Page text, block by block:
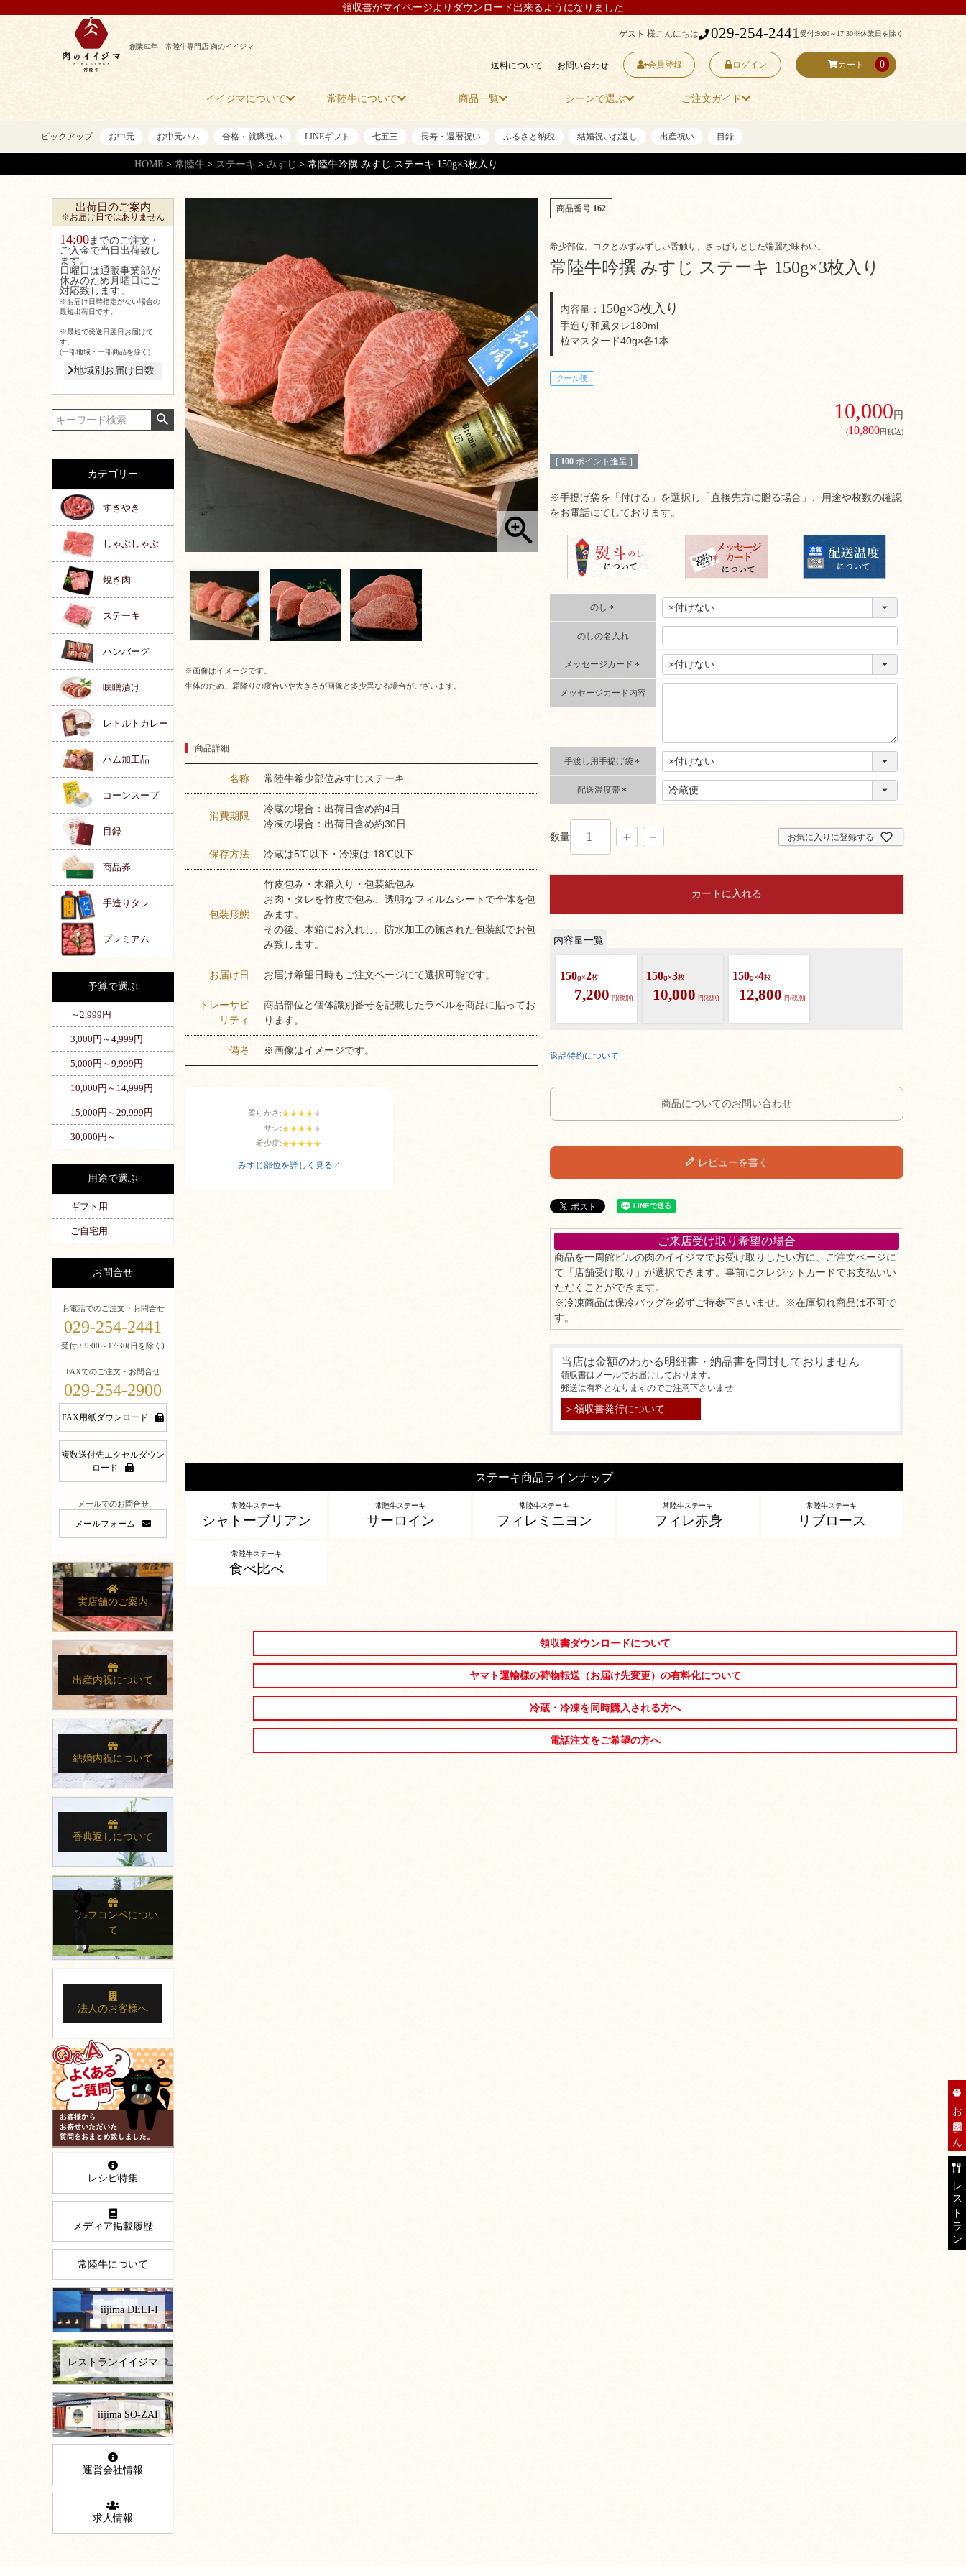
領収書がマイページよりダウンロード出来るようになりました
創業62年 常陸牛専門店 肉のイイジマ
ゲスト 様こんにちは 029-254-2441受付:9:00～17:30※休業日を除く
送料について お問い合わせ 会員登録 ログイン カート 0
イイジマについて 常陸牛について 商品一覧 シーンで選ぶ ご注文ガイド
ピックアップ お中元 お中元ハム 合格・就職祝い LINEギフト 七五三 長寿・還暦祝い ふるさと納税 結婚祝いお返し 出産祝い 目録
HOME 常陸牛 ステーキ みすじ 常陸牛吟撰 みすじ ステーキ 150g×3枚入り
出荷日のご案内
※お届け日ではありません
14:00までのご注文・
ご入金で当日出荷致し
ます。
日曜日は通販事業部が
休みのため月曜日にご
対応致します。
※お届け日時指定がない場合の
最短出荷日です。
※最短で発送日翌日お届けで
す。
(一部地域・一部商品を除く)
地域別お届け日数
カテゴリー
すきやき
しゃぶしゃぶ
焼き肉
ステーキ
ハンバーグ
味噌漬け
レトルトカレー
ハム加工品
コーンスープ
目録
商品券
手造りタレ
プレミアム
予算で選ぶ
～2,999円
3,000円～4,999円
5,000円～9,999円
10,000円～14,999円
15,000円～29,999円
30,000円～
用途で選ぶ
ギフト用
ご自宅用
お問合せ
お電話でのご注文・お問合せ
029-254-2441
受付：9:00～17:30(日を除く)
FAXでのご注文・お問合せ
029-254-2900
FAX用紙ダウンロード
複数送付先エクセルダウン
ロード
メールでのお問合せ
メールフォーム
実店舗のご案内
出産内祝について
結婚内祝について
香典返しについて
ゴルフコンペについ
て
法人のお客様へ
レシピ特集
メディア掲載履歴
常陸牛について
iijima DELI-I
レストランイイジマ
iijima SO-ZAI
運営会社情報
求人情報
※画像はイメージです。
生体のため、霜降りの度合いや大きさが画像と多少異なる場合がございます。
商品詳細
名称 常陸牛希少部位みすじステーキ
消費期限
冷蔵の場合：出荷日含め約4日
冷凍の場合：出荷日含め約30日
保存方法 冷蔵は5℃以下・冷凍は-18℃以下
包装形態
竹皮包み・木箱入り・包装紙包み
お肉・タレを竹皮で包み、透明なフィルムシートで全体を包
みます。
その後、木箱にお入れし、防水加工の施された包装紙でお包
み致します。
お届け日 お届け希望日時もご注文ページにて選択可能です。
トレーサビ
リティ
商品部位と個体識別番号を記載したラベルを商品に貼ってお
ります。
備考 ※画像はイメージです。
柔らかさ:
サシ:
希少度:
みすじ部位を詳しく見る
商品番号 162
希少部位。コクとみずみずしい舌触り、さっぱりとした端麗な味わい。
常陸牛吟撰 みすじ ステーキ 150g×3枚入り
内容量： 150g×3枚入り
手造り和風タレ180ml
粒マスタード40g×各1本
クール便
10,000 円
(10,800円税込)
[ 100 ポイント進呈 ]
※手提げ袋を「付ける」を選択し「直接先方に贈る場合」、用途や枚数の確認
をお電話にてしております。
のし
(
必
須
)
のしの名入れ
メッセージカード
(
必
須
メッセージカード内容
手渡し用手提げ袋
(
須
配送温度帯
(
お気に入りに登録する
数量
カートに入れる
150g×2枚
7,200 円(税別)
150g×3枚
10,000 円(税別)
150g×4枚
12,800 円(税別)
返品特約について
商品についてのお問い合わせ
レビューを書く
ご来店受け取り希望の場合
商品を一周館ビルの肉のイイジマでお受け取りしたい方に、ご注文ページに
て「店舗受け取り」が選択できます。事前にクレジットカードでお支払いい
ただくことができます。
※冷凍商品は保冷バッグを必ずご持参下さいませ。※在庫切れ商品は不可で
す。
当店は金額のわかる明細書・納品書を同封しておりません
領収書はメールでお届けしております。
郵送は有料となりますのでご注意下さいませ
＞領収書発行について
ステーキ商品ラインナップ
常陸牛ステーキ
シャトーブリアン
常陸牛ステーキ
サーロイン
常陸牛ステーキ
フィレミニヨン
常陸牛ステーキ
フィレ赤身
常陸牛ステーキ
リブロース
常陸牛ステーキ
食べ比べ
領収書ダウンロードについて
ヤマト運輸様の荷物転送（お届け先変更）の有料化について
冷蔵・冷凍を同時購入される方へ
電話注文をご希望の方へ
お肉屋さん
レストラン